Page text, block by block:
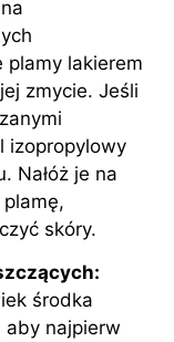
plamy lakierem
zmycie. Jeśli
izopropylowy
Nałóż je na
skóry.
środka
aby najpierw